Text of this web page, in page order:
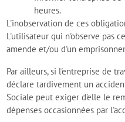
heures.
L'inobservation de ces
L'utilisateur qui n'observe pas
amende et/ou d'un
Par ailleurs, si l'entreprise de
déclare tardivement un
Sociale peut exiger d'elle le
dépenses occasionnées par